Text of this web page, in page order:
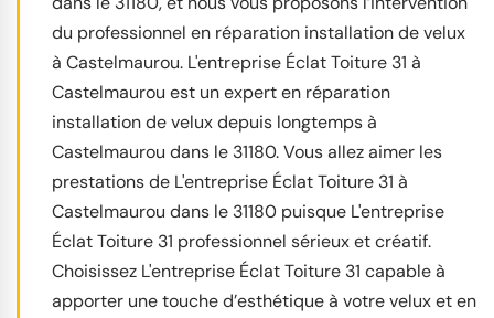
du professionnel en réparation installation de velux
à Castelmaurou. L'entreprise Éclat Toiture 31 à
Castelmaurou est un expert en réparation
installation de velux depuis longtemps à
Castelmaurou dans le 31180. Vous allez aimer les
prestations de L'entreprise Éclat Toiture 31 à
Castelmaurou dans le 31180 puisque L'entreprise
Éclat Toiture 31 professionnel sérieux et créatif.
Choisissez L'entreprise Éclat Toiture 31 capable à
apporter une touche d’esthétique à votre velux et en